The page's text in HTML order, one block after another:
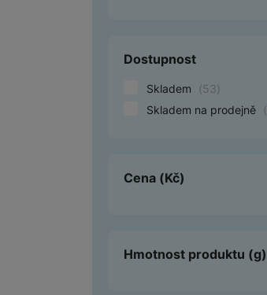
Ventilátory
Počítače a notebooky
Příslušenství
Vrácené zboží
Dostupnost
Skladem (53)
Skladem na prodejně
(
Cena (Kč)
Hmotnost produktu (g)